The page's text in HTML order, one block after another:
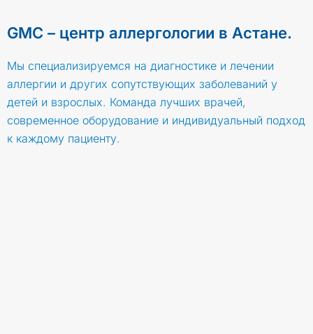
GMC – центр аллергологии в Астане.
Мы специализируемся на диагностике и лечении
аллергии и других сопутствующих заболеваний у
детей и взрослых. Команда лучших врачей,
современное оборудование и индивидуальный подход
к каждому пациенту.